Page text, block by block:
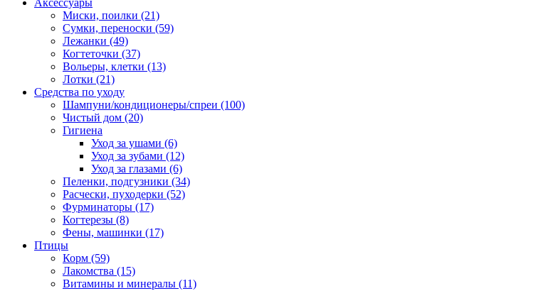
Аксессуары
Миски, поилки (21)
Сумки, переноски (59)
Лежанки (49)
Когтеточки (37)
Вольеры, клетки (13)
Лотки (21)
Средства по уходу
Шампуни/кондиционеры/спреи (100)
Чистый дом (20)
Гигиена
Уход за ушами (6)
Уход за зубами (12)
Уход за глазами (6)
Пеленки, подгузники (34)
Расчески, пуходерки (52)
Фурминаторы (17)
Когтерезы (8)
Фены, машинки (17)
Птицы
Корм (59)
Лакомства (15)
Витамины и минералы (11)